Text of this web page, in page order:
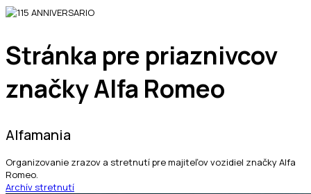
Stránka pre priaznivcov
značky Alfa Romeo
Alfamania
Organizovanie zrazov a stretnutí pre majiteľov vozidiel značky Alfa
Romeo.
Archív stretnutí